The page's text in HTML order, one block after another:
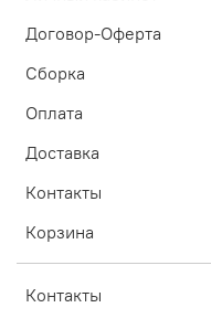
Договор-Оферта
Сборка
Оплата
Доставка
Контакты
Корзина
Контакты